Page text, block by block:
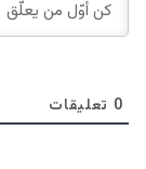
0 تعليقات